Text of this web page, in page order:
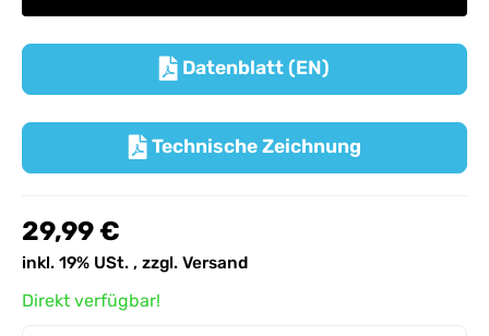
 Datenblatt (EN)
Technische Zeichnung
29,99 €
inkl. 19% USt. , zzgl. Versand
Direkt verfügbar!